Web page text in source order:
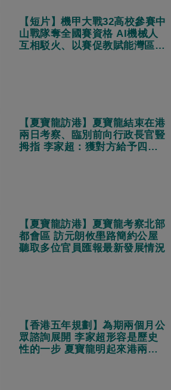
【短片】機甲大戰32高校參賽中
山戰隊奪全國賽資格 AI機械人
互相駁火、以賽促教賦能灣區智
【夏寶龍訪港】夏寶龍結束在港
兩日考察、臨別前向行政長官豎
拇指 李家超：獲對方給予四個
【夏寶龍訪港】夏寶龍考察北部
都會區 訪元朗攸壆路簡約公屋
聽取多位官員匯報最新發展情況
【香港五年規劃】為期兩個月公
眾諮詢展開 李家超形容是歷史
性的一步 夏寶龍明起來港兩天